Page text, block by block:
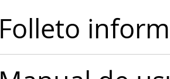
Folleto